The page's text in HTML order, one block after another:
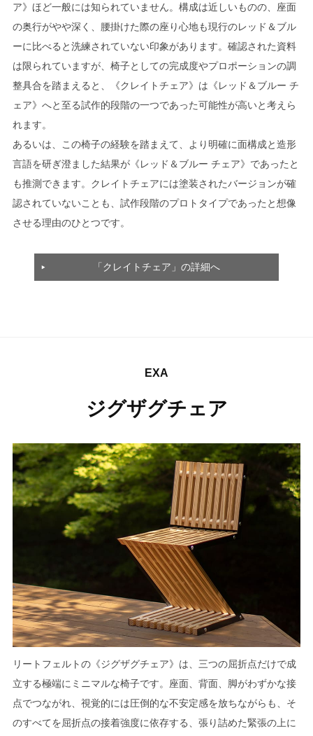
ア》ほど一般には知られていません。構成は近しいものの、座面
の奥行がやや深く、腰掛けた際の座り心地も現行のレッド＆ブル
ーに比べると洗練されていない印象があります。確認された資料
は限られていますが、椅子としての完成度やプロポーションの調
整具合を踏まえると、《クレイトチェア》は《レッド＆ブルー チ
ェア》へと至る試作的段階の一つであった可能性が高いと考えら
れます。
あるいは、この椅子の経験を踏まえて、より明確に面構成と造形
言語を研ぎ澄ました結果が《レッド＆ブルー チェア》であったと
も推測できます。クレイトチェアには塗装されたバージョンが確
認されていないことも、試作段階のプロトタイプであったと想像
させる理由のひとつです。
「クレイトチェア」の詳細へ
EXA
ジグザグチェア
リートフェルトの《ジグザグチェア》は、三つの屈折点だけで成
立する極端にミニマルな椅子です。座面、背面、脚がわずかな接
点でつながれ、視覚的には圧倒的な不安定感を放ちながらも、そ
のすべてを屈折点の接着強度に依存する、張り詰めた緊張の上に